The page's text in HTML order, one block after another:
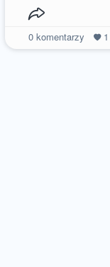
0komentarzy 1